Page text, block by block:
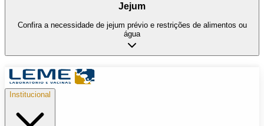
Jejum
Confira a necessidade de jejum prévio e restrições de alimentos ou
água
Institucional